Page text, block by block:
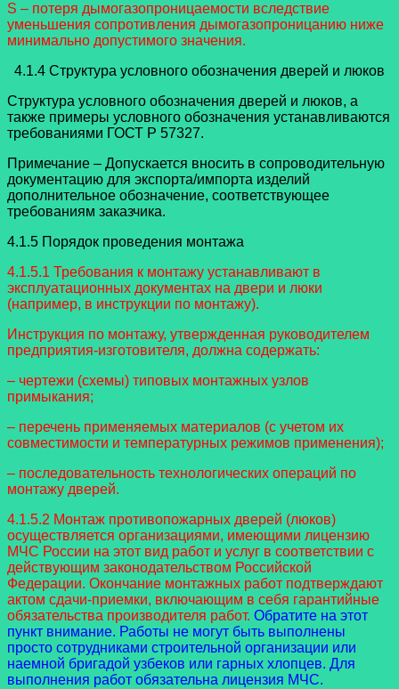
S – потеря дымогазопроницаемости вследствие
уменьшения сопротивления дымогазопроницанию ниже
минимально допустимого значения.
4.1.4 Структура условного обозначения дверей и люков
Структура условного обозначения дверей и люков, а
также примеры условного обозначения устанавливаются
требованиями ГОСТ Р 57327.
Примечание – Допускается вносить в сопроводительную
документацию для экспорта/импорта изделий
дополнительное обозначение, соответствующее
требованиям заказчика.
4.1.5 Порядок проведения монтажа
4.1.5.1 Требования к монтажу устанавливают в
эксплуатационных документах на двери и люки
(например, в инструкции по монтажу).
Инструкция по монтажу, утвержденная руководителем
предприятия-изготовителя, должна содержать:
– чертежи (схемы) типовых монтажных узлов
примыкания;
– перечень применяемых материалов (с учетом их
совместимости и температурных режимов применения);
– последовательность технологических операций по
монтажу дверей.
4.1.5.2 Монтаж противопожарных дверей (люков)
осуществляется организациями, имеющими лицензию
МЧС России на этот вид работ и услуг в соответствии с
действующим законодательством Российской
Федерации. Окончание монтажных работ подтверждают
актом сдачи-приемки, включающим в себя гарантийные
обязательства производителя работ. Обратите на этот
пункт внимание. Работы не могут быть выполнены
просто сотрудниками строительной организации или
наемной бригадой узбеков или гарных хлопцев. Для
выполнения работ обязательна лицензия МЧС.